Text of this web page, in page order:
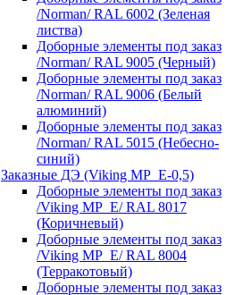
/Norman/ RAL 6002 (Зеленая
листва)
Доборные элементы под заказ
/Norman/ RAL 9005 (Черный)
Доборные элементы под заказ
/Norman/ RAL 9006 (Белый
алюминий)
Доборные элементы под заказ
/Norman/ RAL 5015 (Небесно-
синий)
Заказные ДЭ (Viking MP_E-0,5)
Доборные элементы под заказ
/Viking MP_E/ RAL 8017
(Коричневый)
Доборные элементы под заказ
/Viking MP_E/ RAL 8004
(Терракотовый)
Доборные элементы под заказ